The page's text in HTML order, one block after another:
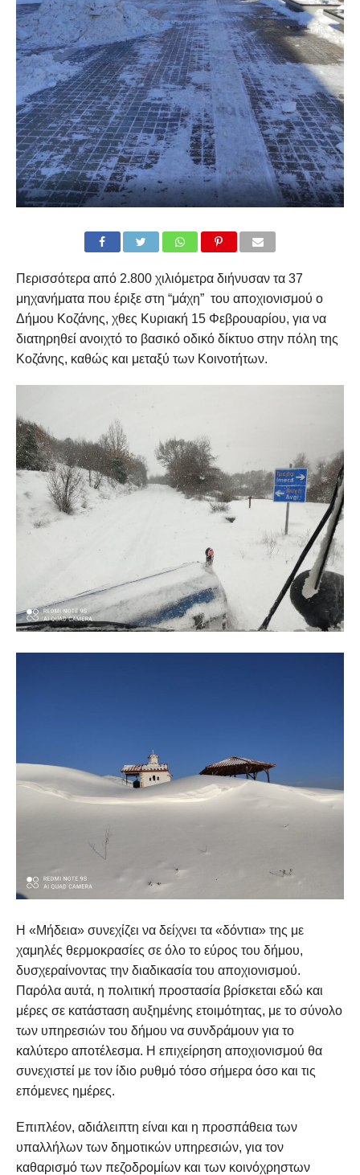
Περισσότερα από 2.800 χιλιόμετρα διήνυσαν τα 37
μηχανήματα που έριξε στη “μάχη” του αποχιονισμού ο
Δήμου Κοζάνης, χθες Κυριακή 15 Φεβρουαρίου, για να
διατηρηθεί ανοιχτό το βασικό οδικό δίκτυο στην πόλη της
Κοζάνης, καθώς και μεταξύ των Κοινοτήτων.
Η «Μήδεια» συνεχίζει να δείχνει τα «δόντια» της με
χαμηλές θερμοκρασίες σε όλο το εύρος του δήμου,
δυσχεραίνοντας την διαδικασία του αποχιονισμού.
Παρόλα αυτά, η πολιτική προστασία βρίσκεται εδώ και
μέρες σε κατάσταση αυξημένης ετοιμότητας, με το σύνολο
των υπηρεσιών του δήμου να συνδράμουν για το
καλύτερο αποτέλεσμα. Η επιχείρηση αποχιονισμού θα
συνεχιστεί με τον ίδιο ρυθμό τόσο σήμερα όσο και τις
επόμενες ημέρες.
Επιπλέον, αδιάλειπτη είναι και η προσπάθεια των
υπαλλήλων των δημοτικών υπηρεσιών, για τον
καθαρισμό των πεζοδρομίων και των κοινόχρηστων